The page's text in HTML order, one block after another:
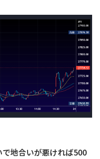
地合いが悪ければ500